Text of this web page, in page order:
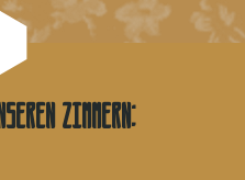
Zimmern: